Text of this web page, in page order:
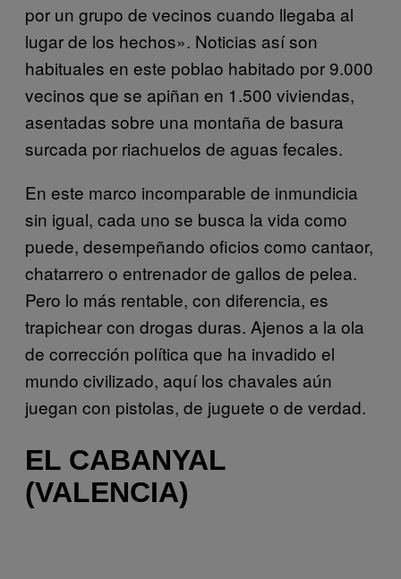
por un grupo de vecinos cuando llegaba al
lugar de los hechos». Noticias así son
habituales en este poblao habitado por 9.000
vecinos que se apiñan en 1.500 viviendas,
asentadas sobre una montaña de basura
surcada por riachuelos de aguas fecales.
En este marco incomparable de inmundicia
sin igual, cada uno se busca la vida como
puede, desempeñando oficios como cantaor,
chatarrero o entrenador de gallos de pelea.
Pero lo más rentable, con diferencia, es
trapichear con drogas duras. Ajenos a la ola
de corrección política que ha invadido el
mundo civilizado, aquí los chavales aún
juegan con pistolas, de juguete o de verdad.
EL CABANYAL
(VALENCIA)